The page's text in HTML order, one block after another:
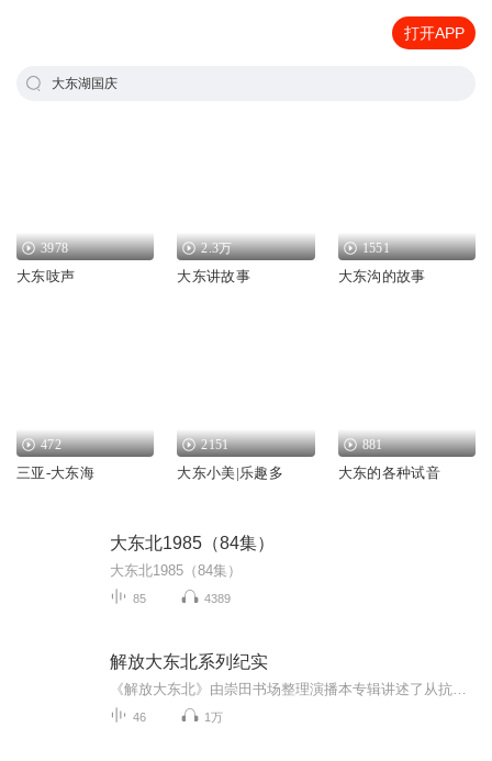
打开APP
大东湖国庆
3978
大东吱声
2.3万
大东讲故事
1551
大东沟的故事
472
三亚-大东海
2151
大东小美|乐趣多
881
大东的各种试音
大东北1985（84集）
大东北1985（84集）
85 4389
解放大东北系列纪实
46 1万